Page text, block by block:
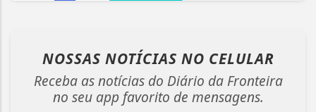
NOSSAS NOTÍCIAS NO CELULAR
Receba as notícias do Diário da Fronteira
no seu app favorito de mensagens.